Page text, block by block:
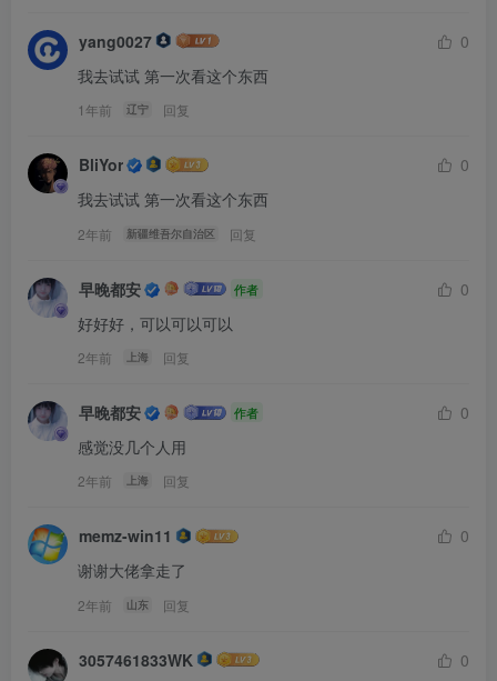
yang0027
0
我去试试 第一次看这个东西
1年前 辽宁 回复
BliYor
0
我去试试 第一次看这个东西
2年前 新疆维吾尔自治区 回复
早晚都安 作者
0
好好好，可以可以可以
2年前 上海 回复
早晚都安 作者
0
感觉没几个人用
2年前 上海 回复
memz-win11
0
谢谢大佬拿走了
2年前 山东 回复
3057461833WK
0